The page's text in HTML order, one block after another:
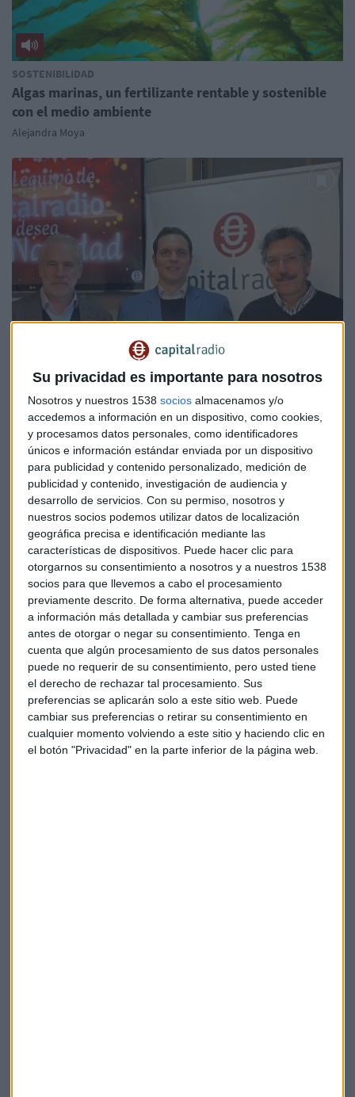
Su privacidad es importante para nosotros
Nosotros y nuestros 1538 socios almacenamos y/o
accedemos a información en un dispositivo, como cookies,
y procesamos datos personales, como identificadores
únicos e información estándar enviada por un dispositivo
para publicidad y contenido personalizado, medición de
publicidad y contenido, investigación de audiencia y
desarrollo de servicios. Con su permiso, nosotros y
nuestros socios podemos utilizar datos de localización
geográfica precisa e identificación mediante las
características de dispositivos. Puede hacer clic para
otorgarnos su consentimiento a nosotros y a nuestros 1538
socios para que llevemos a cabo el procesamiento
previamente descrito. De forma alternativa, puede acceder
a información más detallada y cambiar sus preferencias
antes de otorgar o negar su consentimiento. Tenga en
cuenta que algún procesamiento de sus datos personales
puede no requerir de su consentimiento, pero usted tiene
el derecho de rechazar tal procesamiento. Sus
preferencias se aplicarán solo a este sitio web. Puede
cambiar sus preferencias o retirar su consentimiento en
cualquier momento volviendo a este sitio y haciendo clic en
el botón "Privacidad" en la parte inferior de la página web.
SOSTENIBILIDAD
Algas marinas, un fertilizante rentable y sostenible
con el medio ambiente
Alejandra Moya
SURUS LIDERANDO LA SOSTENIBILIDAD
La sostenibilidad ya no es una opción sino una
exigencia para la empresa
Laura Heras